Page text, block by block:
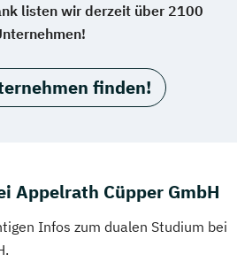
listen wir derzeit über 2100
finden!
Appelrath Cüpper GmbH
Infos zum dualen Studium bei